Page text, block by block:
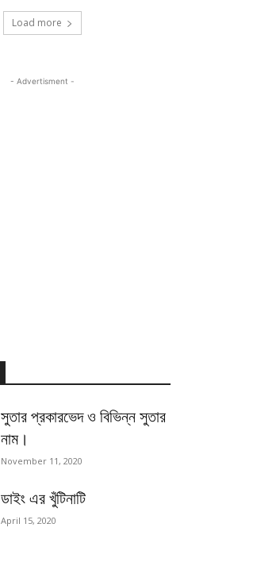
Load more
- Advertisment -
সুতার প্রকারভেদ ও বিভিন্ন সুতার
নাম।
November 11, 2020
ডাইং এর খুঁটিনাটি
April 15, 2020